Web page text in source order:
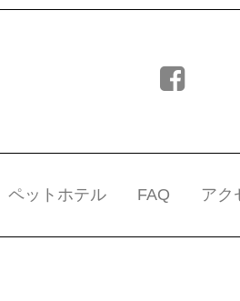
ペットホテル FAQ アク